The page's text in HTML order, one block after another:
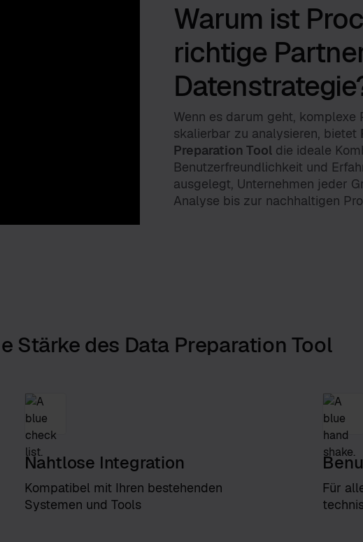
Warum ist
richtige
Wenn es darum geht, komplexe
skalierbar zu analysieren, bietet
Preparation Tooldie ideale
Benutzerfreundlichkeit und
ausgelegt, Unternehmen jeder
Analyse bis zur nachhaltigen
Stärke des Data Preparation Tool
Nahtlose Integration
Kompatibel mit Ihren bestehenden
Systemen und Tools
Für